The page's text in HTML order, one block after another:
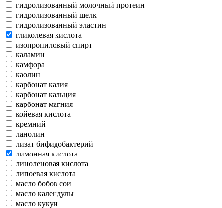
гидролизованный молочный протеин
гидролизованный шелк
гидролизованный эластин
гликолевая кислота
изопропиловый спирт
каламин
камфора
каолин
карбонат калия
карбонат кальция
карбонат магния
койевая кислота
кремний
ланолин
лизат бифидобактерий
лимонная кислота
линоленовая кислота
липоевая кислота
масло бобов сои
масло календулы
масло кукуи